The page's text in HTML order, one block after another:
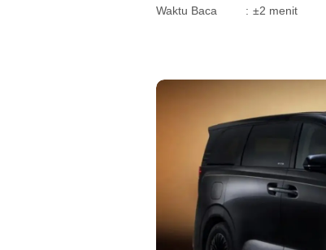
Waktu Baca
: ±2 menit